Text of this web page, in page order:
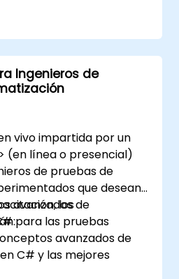
para habilitar las
en una aplicación.
push y
PWA.
Ingenieros de
vivo impartida por un
(en línea o presencial)
de pruebas de
que desean
avanzados de
para las pruebas
los
avanzados de
C# y las mejores